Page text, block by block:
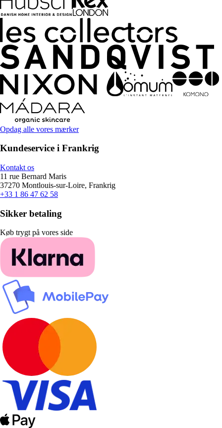
Opdag alle vores mærker
Kundeservice i Frankrig
Kontakt os
11 rue Bernard Maris
37270 Montlouis-sur-Loire, Frankrig
+33 1 86 47 62 58
Sikker betaling
Køb trygt på vores side